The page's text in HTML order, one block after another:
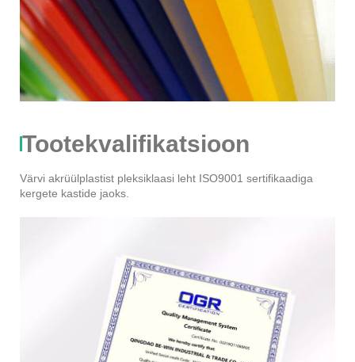
Tootekvalifikatsioon
Värvi akrüülplastist pleksiklaasi leht ISO9001 sertifikaadiga
kergete kastide jaoks.